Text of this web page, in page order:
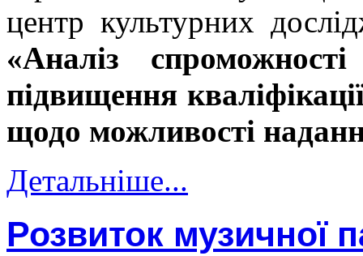
центр культурних
«Аналіз
підвищення
щодо можливості
Детальніше...
Розвиток музичної